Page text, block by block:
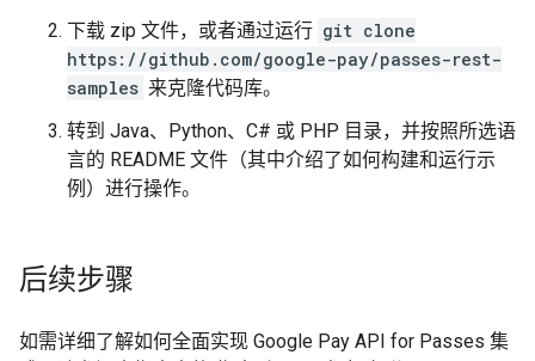
下载 zip 文件，或者通过运行 git clone
https://github.com/google-pay/passes-rest-
samples 来克隆代码库。
转到 Java、Python、C# 或 PHP 目录，并按照所选语
言的 README 文件（其中介绍了如何构建和运行示
例）进行操作。
后续步骤
如需详细了解如何全面实现 Google Pay API for Passes 集